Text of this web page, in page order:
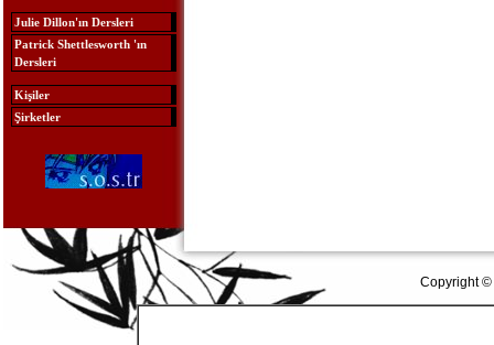
Julie Dillon'ın Dersleri
Patrick Shettlesworth 'ın
Dersleri
Kişiler
Şirketler
Copyright ©